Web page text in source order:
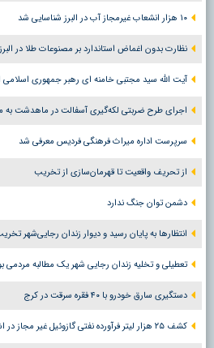
۱۰ هزار انشعاب غیرمجاز آب در البرز شناسایی شد
نظارت بدون اغماض استاندارد بر مصنوعات طلا در البرز
آیت الله سید مجتبی خامنه ای رهبر جمهوری اسلامی
اجرای طرح ضربتی لکه‌گیری آسفالت در ماهدشت به
سرپرست اداره میراث فرهنگی فردیس معرفی شد
از تحریف واقعیت تا قهرمان‌سازی از تخریب
دشمن توان جنگ ندارد
انتظارها به پایان رسید و دیوار زندان رجایی‌شهر
تعطیلی و تخلیه زندان رجایی شهر یک مطالبه مردمی
دستگیری سارق خودرو با ۴۰ فقره سرقت در کرج
کشف ۲۵ هزار لیتر فرآورده نفتی گازوئیل غیر مجاز در اشتهارد